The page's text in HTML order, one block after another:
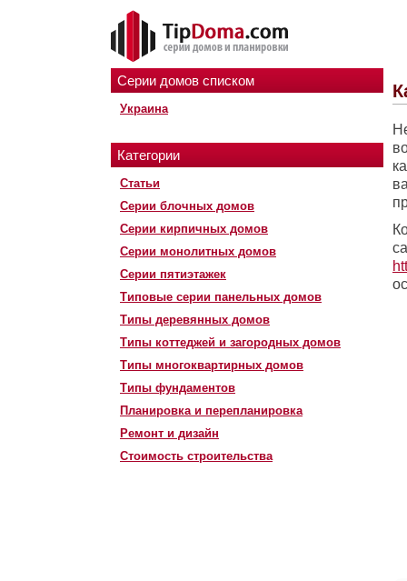
Серии домов списком
Украина
Категории
Статьи
Серии блочных домов
Серии кирпичных домов
Серии монолитных домов
Серии пятиэтажек
Типовые серии панельных домов
Типы деревянных домов
Типы коттеджей и загородных домов
Типы многоквартирных домов
Типы фундаментов
Планировка и перепланировка
Ремонт и дизайн
Стоимость строительства